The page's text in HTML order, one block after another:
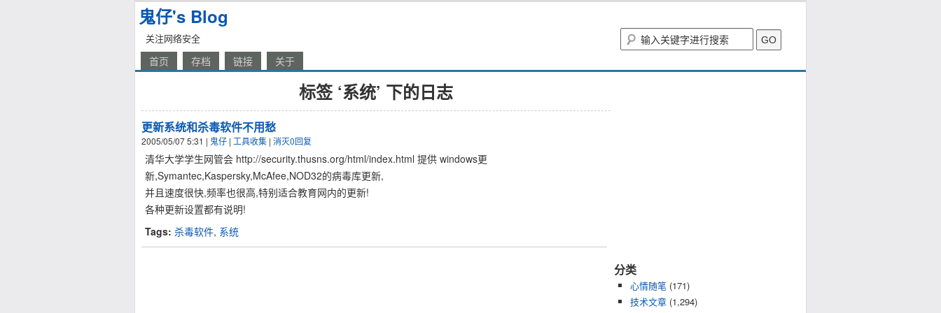
鬼仔's Blog
关注网络安全
首页 存档 链接 关于
标签 ‘系统’ 下的日志
更新系统和杀毒软件不用愁
2005/05/07 5:31 | 鬼仔 | 工具收集 | 消灭0回复
清华大学学生网管会 http://security.thusns.org/html/index.html 提供 windows更
新,Symantec,Kaspersky,McAfee,NOD32的病毒库更新,
并且速度很快,频率也很高,特别适合教育网内的更新!
各种更新设置都有说明!
Tags: 杀毒软件, 系统
分类
心情随笔 (171)
技术文章 (1,294)